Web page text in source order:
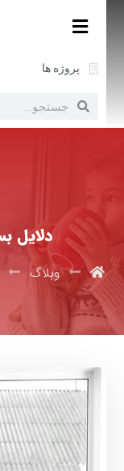
پروژه ها
دلایل
وبلاگ